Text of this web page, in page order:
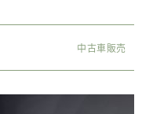
中古車販売